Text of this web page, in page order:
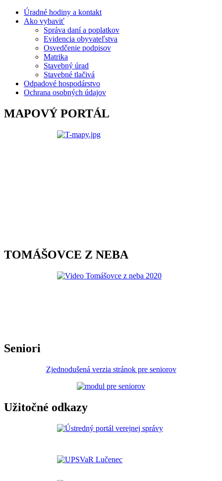
Úradné hodiny a kontakt
Ako vybaviť
Správa daní a poplatkov
Evidencia obyvateľstva
Osvedčenie podpisov
Matrika
Stavebný úrad
Stavebné tlačivá
Odpadové hospodárstvo
Ochrana osobných údajov
MAPOVÝ PORTÁL
TOMÁŠOVCE Z NEBA
Seniori
Zjednodušená verzia stránok pre seniorov
Užitočné odkazy